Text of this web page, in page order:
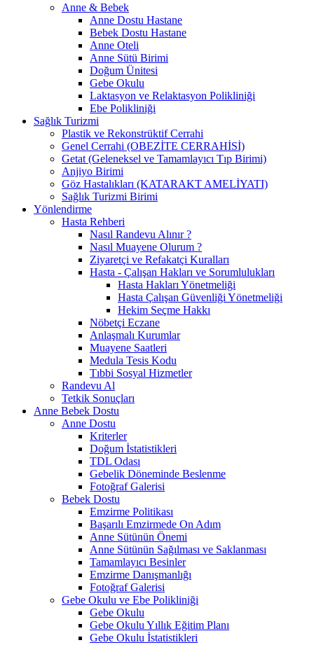
Anne & Bebek
Anne Dostu Hastane
Bebek Dostu Hastane
Anne Oteli
Anne Sütü Birimi
Doğum Ünitesi
Gebe Okulu
Laktasyon ve Relaktasyon Polikliniği
Ebe Polikliniği
Sağlık Turizmi
Plastik ve Rekonstrüktif Cerrahi
Genel Cerrahi (OBEZİTE CERRAHİSİ)
Getat (Geleneksel ve Tamamlayıcı Tıp Birimi)
Anjiyo Birimi
Göz Hastalıkları (KATARAKT AMELİYATI)
Sağlık Turizmi Birimi
Yönlendirme
Hasta Rehberi
Nasıl Randevu Alınır ?
Nasıl Muayene Olurum ?
Ziyaretçi ve Refakatçi Kuralları
Hasta - Çalışan Hakları ve Sorumlulukları
Hasta Hakları Yönetmeliği
Hasta Çalışan Güvenliği Yönetmeliği
Hekim Seçme Hakkı
Nöbetçi Eczane
Anlaşmalı Kurumlar
Muayene Saatleri
Medula Tesis Kodu
Tıbbi Sosyal Hizmetler
Randevu Al
Tetkik Sonuçları
Anne Bebek Dostu
Anne Dostu
Kriterler
Doğum İstatistikleri
TDL Odası
Gebelik Döneminde Beslenme
Fotoğraf Galerisi
Bebek Dostu
Emzirme Politikası
Başarılı Emzirmede On Adım
Anne Sütünün Önemi
Anne Sütünün Sağılması ve Saklanması
Tamamlayıcı Besinler
Emzirme Danışmanlığı
Fotoğraf Galerisi
Gebe Okulu ve Ebe Polikliniği
Gebe Okulu
Gebe Okulu Yıllık Eğitim Planı
Gebe Okulu İstatistikleri